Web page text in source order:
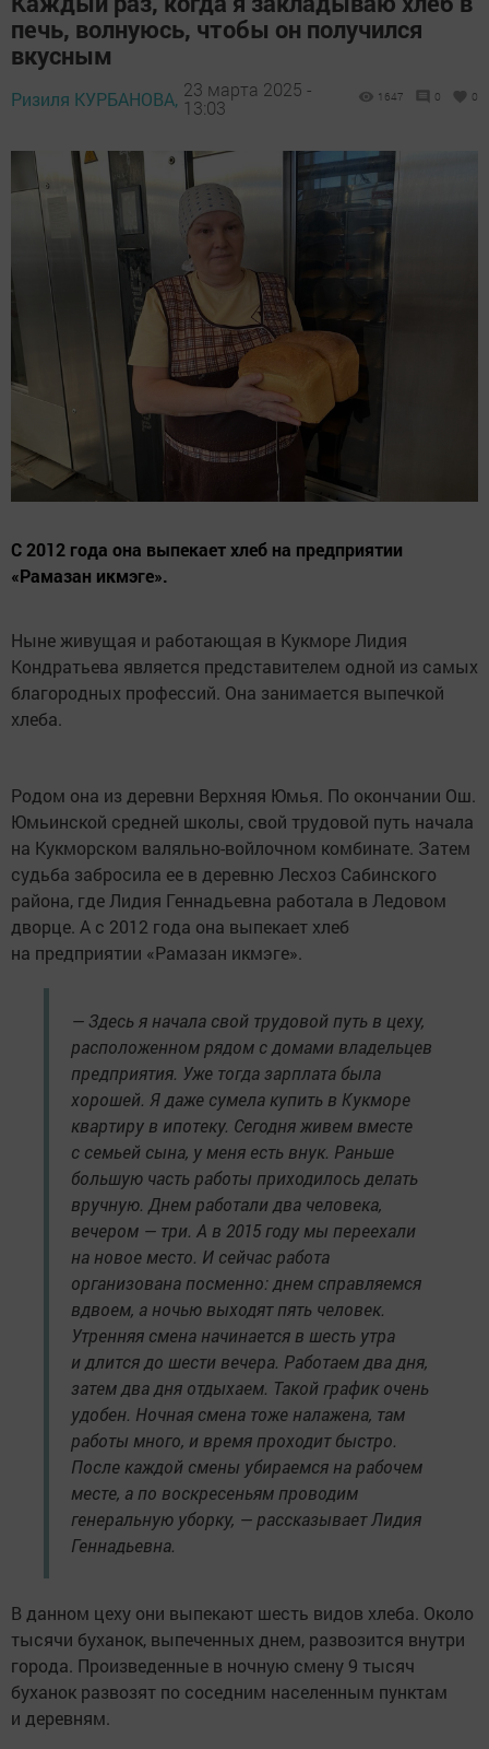
печь, волнуюсь, чтобы он получился
вкусным
Ризиля КУРБАНОВА, 23 марта 2025 -
13:03
1647 0 0
С 2012 года она выпекает хлеб на предприятии
«Рамазан икмэге».
Ныне живущая и работающая в Кукморе Лидия
Кондратьева является представителем одной из самых
благородных профессий. Она занимается выпечкой
хлеба.
Родом она из деревни Верхняя Юмья. По окончании Ош.
Юмьинской средней школы, свой трудовой путь начала
на Кукморском валяльно-войлочном комбинате. Затем
судьба забросила ее в деревню Лесхоз Сабинского
района, где Лидия Геннадьевна работала в Ледовом
дворце. А с 2012 года она выпекает хлеб
на предприятии «Рамазан икмэге».
— Здесь я начала свой трудовой путь в цеху,
расположенном рядом с домами владельцев
предприятия. Уже тогда зарплата была
хорошей. Я даже сумела купить в Кукморе
квартиру в ипотеку. Сегодня живем вместе
с семьей сына, у меня есть внук. Раньше
большую часть работы приходилось делать
вручную. Днем работали два человека,
вечером — три. А в 2015 году мы переехали
на новое место. И сейчас работа
организована посменно: днем справляемся
вдвоем, а ночью выходят пять человек.
Утренняя смена начинается в шесть утра
и длится до шести вечера. Работаем два дня,
затем два дня отдыхаем. Такой график очень
удобен. Ночная смена тоже налажена, там
работы много, и время проходит быстро.
После каждой смены убираемся на рабочем
месте, а по воскресеньям проводим
генеральную уборку, — рассказывает Лидия
Геннадьевна.
В данном цеху они выпекают шесть видов хлеба. Около
тысячи буханок, выпеченных днем, развозится внутри
города. Произведенные в ночную смену 9 тысяч
буханок развозят по соседним населенным пунктам
и деревням.